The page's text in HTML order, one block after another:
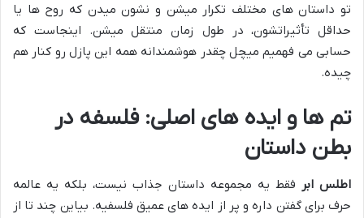
تو داستان های مختلف تکرار میشن و نشون میدن که روح ها یا
حداقل تأثیراتشون، در طول زمان منتقل میشن. اینجاست که
حسابی می فهمیم میچل چقدر هوشمندانه همه این پازل رو کنار هم
چیده.
تم ها و ایده های اصلی: فلسفه در
بطن داستان
اطلس ابر فقط یه مجموعه داستان جذاب نیست، بلکه یه عالمه
حرف برای گفتن داره و پر از ایده های عمیق فلسفیه. بیاین چند تا از